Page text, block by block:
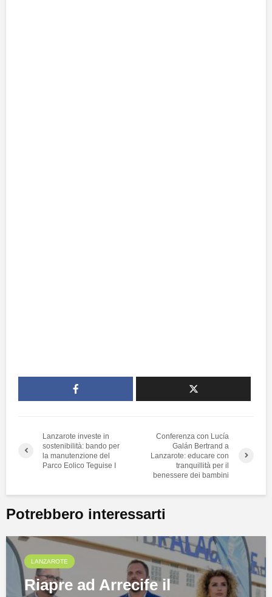
Lanzarote investe in
sostenibilità: bando per
la manutenzione del
Parco Eolico Teguise I
Conferenza con Lucía
Galán Bertrand a
Lanzarote: educare con
tranquillità per il
benessere dei bambini
Potrebbero interessarti
LANZAROTE
Riapre ad Arrecife il